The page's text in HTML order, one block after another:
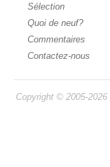
Sélection
Quoi de neuf?
Commentaires
Contactez-nous
Copyright © 2005-2026